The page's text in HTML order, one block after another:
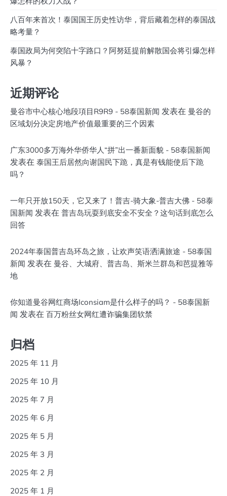
八百年来首次！泰国国王历史性访华，背后藏着怎样的泰国战
略考量？
泰国政局为何突陷十字路口？阿努廷提前解散国会将引爆怎样
风暴？
近期评论
曼谷市中心核心地段項目R9R9 - 58泰国新闻 发表在 曼谷的
区域划分决定房地产价值最重要的三个因素
广东3000多万海外华侨华人“拼”出一番新面貌 - 58泰国新闻
发表在 泰国王后居然向谢国民下跪，真是有钱能使后下跪
吗？
一年只开放150天，它又来了！普吉-骑大象-普吉大佛 - 58泰
国新闻 发表在 普吉岛玩耍到底安全不安全？这句话到底怎么
回答
2024年泰国普吉岛环岛之旅，让欢声笑语洒满旅途 - 58泰国
新闻 发表在 曼谷、大城府、普吉岛、斯米兰群岛和芭提雅等
地
你知道曼谷网红商场Iconsiam是什么样子的吗？ - 58泰国新
闻 发表在 百万粉丝女网红遭诈骗集团软禁
归档
2025 年 11 月
2025 年 10 月
2025 年 7 月
2025 年 6 月
2025 年 5 月
2025 年 3 月
2025 年 2 月
2025 年 1 月